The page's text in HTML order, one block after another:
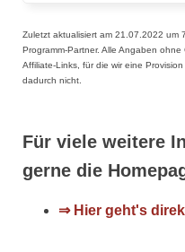
Zuletzt aktualisiert am 21.07.2022 um
Programm-Partner. Alle Angaben
Affiliate-Links, für die wir eine
dadurch nicht.
Für viele weitere
gerne die
⇒ Hier geht's